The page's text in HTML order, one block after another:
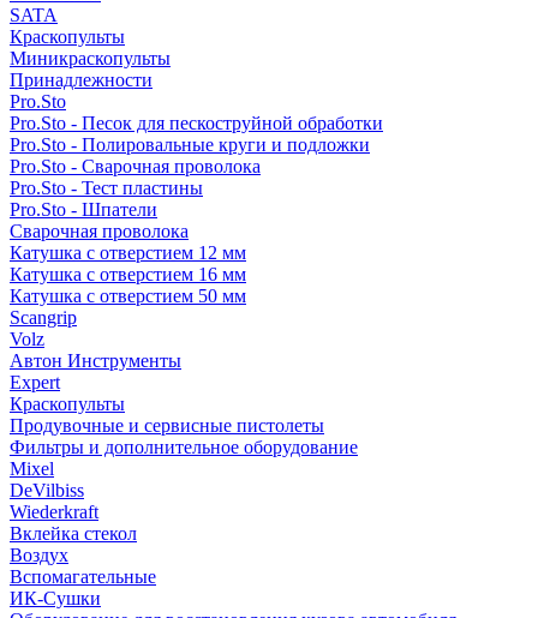
SATA
Краскопульты
Миникраскопульты
Принадлежности
Pro.Sto
Pro.Sto - Песок для пескоструйной обработки
Pro.Sto - Полировальные круги и подложки
Pro.Sto - Сварочная проволока
Pro.Sto - Тест пластины
Pro.Sto - Шпатели
Сварочная проволока
Катушка с отверстием 12 мм
Катушка с отверстием 16 мм
Катушка с отверстием 50 мм
Scangrip
Volz
Автон Инструменты
Expert
Краскопульты
Продувочные и сервисные пистолеты
Фильтры и дополнительное оборудование
Mixel
DeVilbiss
Wiederkraft
Вклейка стекол
Воздух
Вспомагательные
ИК-Сушки